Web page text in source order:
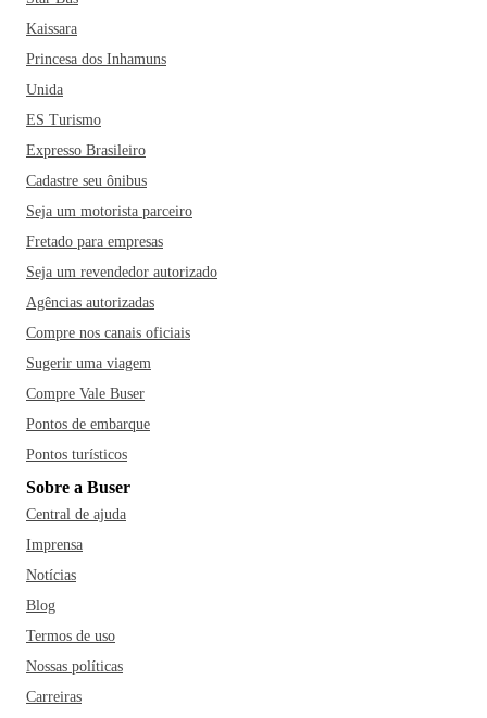
Kaissara
Princesa dos Inhamuns
Unida
ES Turismo
Expresso Brasileiro
Cadastre seu ônibus
Seja um motorista parceiro
Fretado para empresas
Seja um revendedor autorizado
Agências autorizadas
Compre nos canais oficiais
Sugerir uma viagem
Compre Vale Buser
Pontos de embarque
Pontos turísticos
Sobre a Buser
Central de ajuda
Imprensa
Notícias
Blog
Termos de uso
Nossas políticas
Carreiras